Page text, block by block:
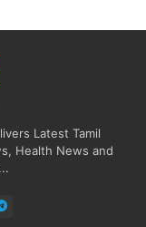
Latest Tamil
Health News and